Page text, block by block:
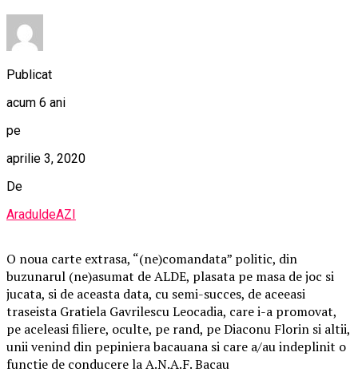
Publicat
acum 6 ani
pe
aprilie 3, 2020
De
AraduldeAZI
O noua carte extrasa, “(ne)comandata” politic, din
buzunarul (ne)asumat de ALDE, plasata pe masa de joc si
jucata, si de aceasta data, cu semi-succes, de aceeasi
traseista Gratiela Gavrilescu Leocadia, care i-a promovat,
pe aceleasi filiere, oculte, pe rand, pe Diaconu Florin si altii,
unii venind din pepiniera bacauana si care a/au indeplinit o
functie de conducere la A.N.A.F. Bacau